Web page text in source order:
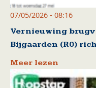
07/05/2026 - 08:16
Vernieuwing
Bijgaarden (R0)
Meer lezen